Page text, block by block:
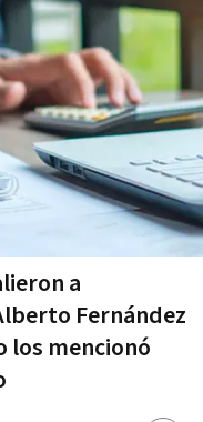
a
Fernández
los mencionó